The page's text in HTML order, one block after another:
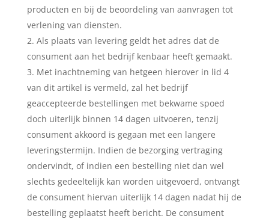
producten en bij de beoordeling van aanvragen tot
verlening van diensten.
Als plaats van levering geldt het adres dat de
consument aan het bedrijf kenbaar heeft gemaakt.
Met inachtneming van hetgeen hierover in lid 4
van dit artikel is vermeld, zal het bedrijf
geaccepteerde bestellingen met bekwame spoed
doch uiterlijk binnen 14 dagen uitvoeren, tenzij
consument akkoord is gegaan met een langere
leveringstermijn. Indien de bezorging vertraging
ondervindt, of indien een bestelling niet dan wel
slechts gedeeltelijk kan worden uitgevoerd, ontvangt
de consument hiervan uiterlijk 14 dagen nadat hij de
bestelling geplaatst heeft bericht. De consument